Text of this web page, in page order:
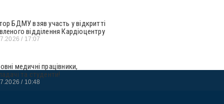
БДМУ взяв участь у відкритті
відділення Кардіоцентру
17:07
медичні працівники,
та студенти!
10:48